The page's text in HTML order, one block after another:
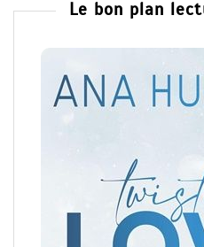
Le bon plan